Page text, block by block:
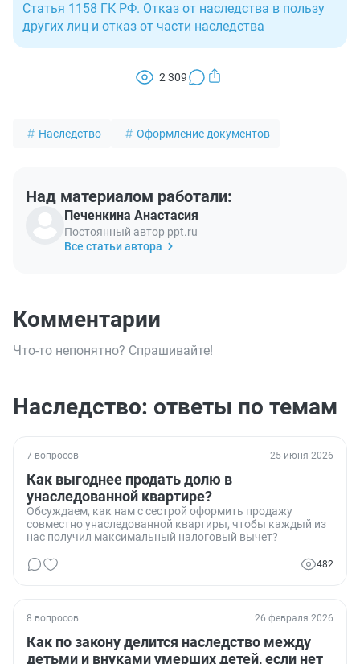
Статья 1158 ГК РФ. Отказ от наследства в пользу
других лиц и отказ от части наследства
2 309
Наследство Оформление документов
Над материалом работали:
Печенкина Анастасия
Постоянный автор ppt.ru
Все статьи автора
Комментарии
Что-то непонятно? Спрашивайте!
Наследство: ответы по темам
7 вопросов 25 июня 2026
Как выгоднее продать долю в
унаследованной квартире?
Обсуждаем, как нам с сестрой оформить продажу
совместно унаследованной квартиры, чтобы каждый из
нас получил максимальный налоговый вычет?
482
8 вопросов 26 февраля 2026
Как по закону делится наследство между
детьми и внуками умерших детей, если нет